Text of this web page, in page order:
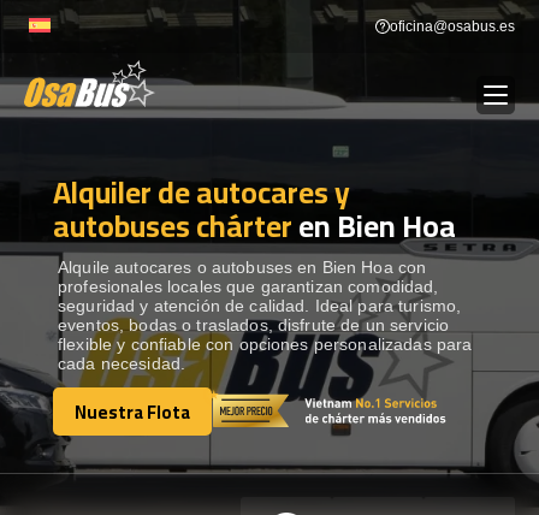
to
oficina@osabus.es
ALQUILER DE AUTOCARES
DESTINOS Show dropdown
RECORRIDAS Show dropdown
FLOTA
Alquiler de autocares y
autobuses chárteren Bien Hoa
Alquile autocares o autobuses en Bien Hoa con
profesionales locales que garantizan comodidad,
seguridad y atención de calidad. Ideal para turismo,
eventos, bodas o traslados, disfrute de un servicio
flexible y confiable con opciones personalizadas para
cada necesidad.
Nuestra Flota
Nuestra Flota